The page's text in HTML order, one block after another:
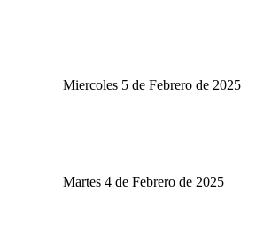
Miercoles 5 de Febrero de 2025
Martes 4 de Febrero de 2025